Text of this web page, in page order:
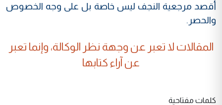
أقصد مرجعية النجف ليس خاصة بل على وجه الخصوص
والحصر.
المقالات لا تعبر عن وجهة نظر الوكالة، وإنما تعبر
عن آراء كتابها
كلمات مفتاحية